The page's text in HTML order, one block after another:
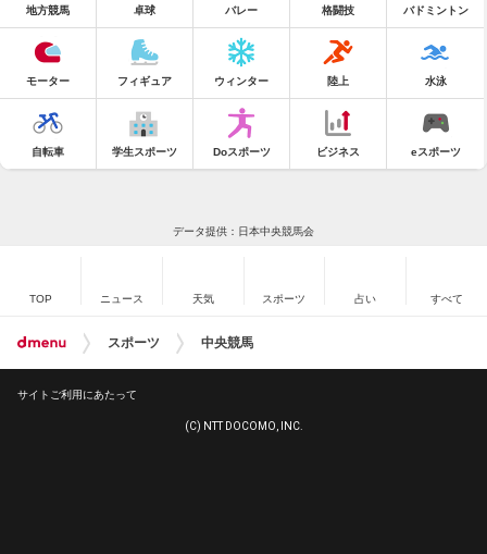
地方競馬 卓球 バレー 格闘技 バドミントン
モーター フィギュア ウィンター 陸上 水泳
自転車 学生スポーツ Doスポーツ ビジネス eスポーツ
データ提供：日本中央競馬会
TOP ニュース 天気 スポーツ 占い すべて
スポーツ 中央競馬
サイトご利用にあたって
(C) NTT DOCOMO, INC.